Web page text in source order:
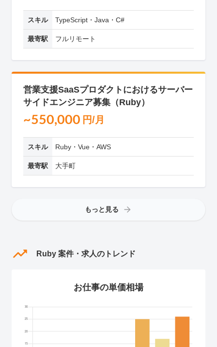
スキル TypeScript・Java・C#
最寄駅 フルリモート
営業支援SaaSプロダクトにおけるサーバー
サイドエンジニア募集（Ruby）
~550,000 円/月
スキル Ruby・Vue・AWS
最寄駅 大手町
もっと見る
Ruby 案件・求人のトレンド
お仕事の単価相場